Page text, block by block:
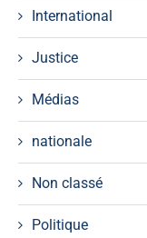
International
Justice
Médias
nationale
Non classé
Politique